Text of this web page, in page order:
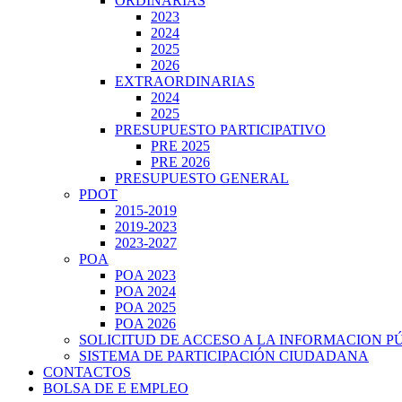
2023
2024
2025
2026
EXTRAORDINARIAS
2024
2025
PRESUPUESTO PARTICIPATIVO
PRE 2025
PRE 2026
PRESUPUESTO GENERAL
PDOT
2015-2019
2019-2023
2023-2027
POA
POA 2023
POA 2024
POA 2025
POA 2026
SOLICITUD DE ACCESO A LA INFORMACION
SISTEMA DE PARTICIPACIÓN CIUDADANA
CONTACTOS
BOLSA DE E EMPLEO